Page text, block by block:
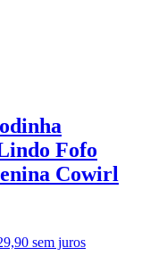
Fofo
Cowirl
sem juros